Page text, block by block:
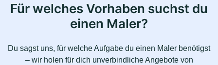
Für welches Vorhaben suchst du
einen Maler?
Du sagst uns, für welche Aufgabe du einen Maler benötigst
– wir holen für dich unverbindliche Angebote von